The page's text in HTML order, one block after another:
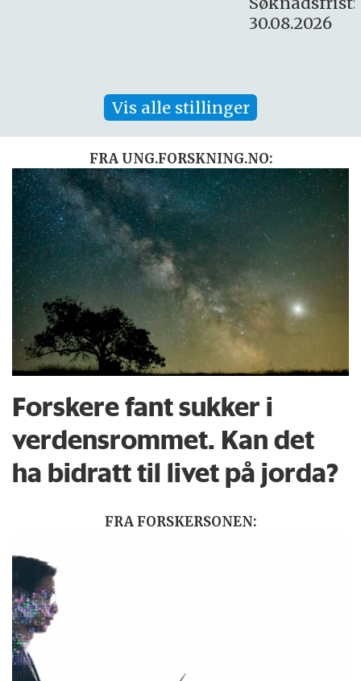
Vis alle stillinger
FRA UNG.FORSKNING.NO:
Forskere fant sukker i
verdensrommet. Kan det
ha bidratt til livet på jorda?
FRA FORSKERSONEN: